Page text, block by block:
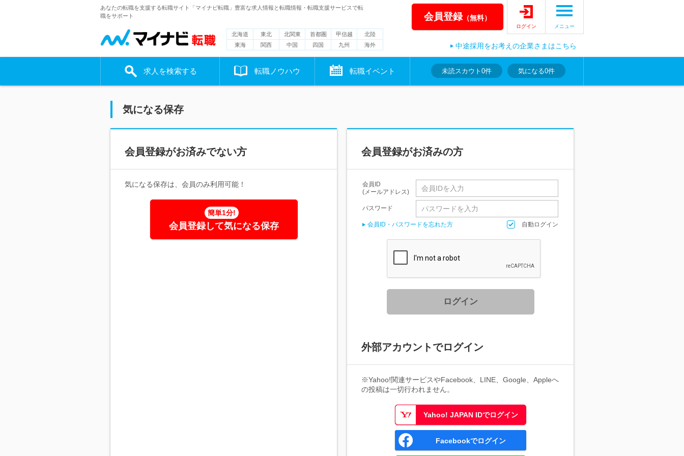
あなたの転職を支援する転職サイト「マイナビ転職」豊富な求人情報と転職情報・転職支援サービスで転
職をサポート
北海道 東北 北関東 首都圏 甲信越
北陸
東海
関西 中国 四国 九州 海外
会員登録（無料）
ログイン メニュー
中途採用をお考えの企業さまはこちら
求人を検索する 転職ノウハウ 転職イベント 未読スカウト 0件 気になる0件
気になる保存
会員登録がお済みでない方
気になる保存は、会員のみ利用可能！
簡単1分!
会員登録して気になる保存
会員登録がお済みの方
会員ID
(メールアドレス)
パスワード
会員ID・パスワードを忘れた方 自動ログイン
ログイン
外部アカウントでログイン
※Yahoo!関連サービスやFacebook、LINE、Google、Appleへ
の投稿は一切行われません。
Yahoo! JAPAN IDでログイン
Facebookでログイン